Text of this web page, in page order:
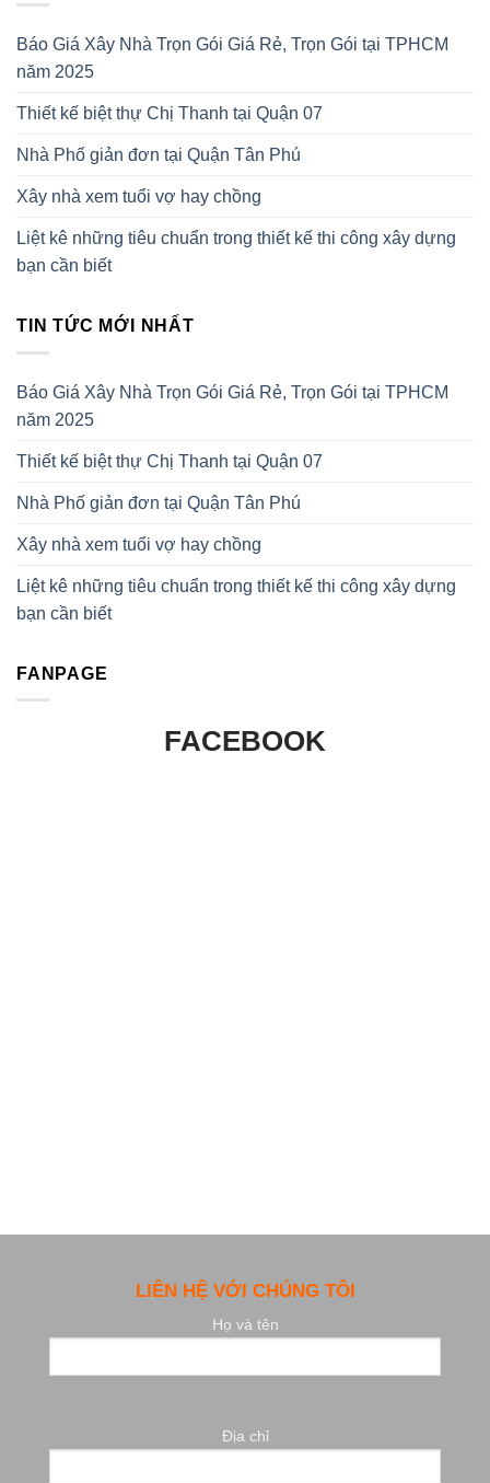
Báo Giá Xây Nhà Trọn Gói Giá Rẻ, Trọn Gói tại TPHCM
năm 2025
Thiết kế biệt thự Chị Thanh tại Quận 07
Nhà Phố giản đơn tại Quận Tân Phú
Xây nhà xem tuổi vợ hay chồng
Liệt kê những tiêu chuẩn trong thiết kế thi công xây dựng
bạn cần biết
TIN TỨC MỚI NHẤT
Báo Giá Xây Nhà Trọn Gói Giá Rẻ, Trọn Gói tại TPHCM
năm 2025
Thiết kế biệt thự Chị Thanh tại Quận 07
Nhà Phố giản đơn tại Quận Tân Phú
Xây nhà xem tuổi vợ hay chồng
Liệt kê những tiêu chuẩn trong thiết kế thi công xây dựng
bạn cần biết
FANPAGE
FACEBOOK
LIÊN HỆ VỚI CHÚNG TÔI
Họ và tên
Địa chỉ